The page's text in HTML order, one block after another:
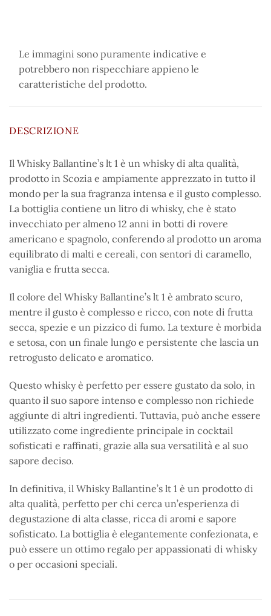
Le immagini sono puramente indicative e
potrebbero non rispecchiare appieno le
caratteristiche del prodotto.
DESCRIZIONE
Il Whisky Ballantine’s lt 1 è un whisky di alta qualità,
prodotto in Scozia e ampiamente apprezzato in tutto il
mondo per la sua fragranza intensa e il gusto complesso.
La bottiglia contiene un litro di whisky, che è stato
invecchiato per almeno 12 anni in botti di rovere
americano e spagnolo, conferendo al prodotto un aroma
equilibrato di malti e cereali, con sentori di caramello,
vaniglia e frutta secca.
Il colore del Whisky Ballantine’s lt 1 è ambrato scuro,
mentre il gusto è complesso e ricco, con note di frutta
secca, spezie e un pizzico di fumo. La texture è morbida
e setosa, con un finale lungo e persistente che lascia un
retrogusto delicato e aromatico.
Questo whisky è perfetto per essere gustato da solo, in
quanto il suo sapore intenso e complesso non richiede
aggiunte di altri ingredienti. Tuttavia, può anche essere
utilizzato come ingrediente principale in cocktail
sofisticati e raffinati, grazie alla sua versatilità e al suo
sapore deciso.
In definitiva, il Whisky Ballantine’s lt 1 è un prodotto di
alta qualità, perfetto per chi cerca un’esperienza di
degustazione di alta classe, ricca di aromi e sapore
sofisticato. La bottiglia è elegantemente confezionata, e
può essere un ottimo regalo per appassionati di whisky
o per occasioni speciali.